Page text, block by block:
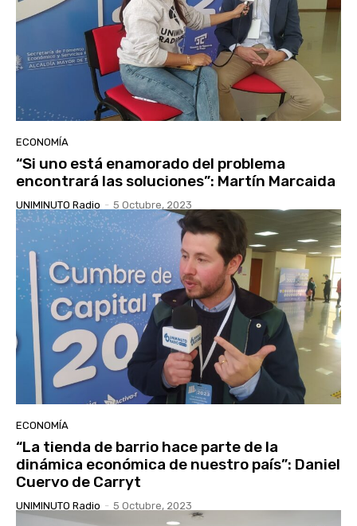
ECONOMÍA
“Si uno está enamorado del problema
encontrará las soluciones”: Martín Marcaida
UNIMINUTO Radio - 5 Octubre, 2023
ECONOMÍA
“La tienda de barrio hace parte de la
dinámica económica de nuestro país”: Daniel
Cuervo de Carryt
UNIMINUTO Radio - 5 Octubre, 2023